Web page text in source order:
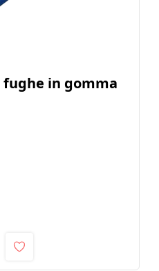
in gomma